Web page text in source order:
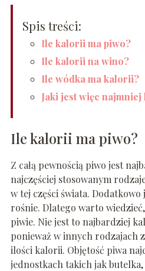
Spis treści:
Ile kalorii ma piwo?
Ile kalorii na wino?
Ile wódka ma kalorii?
Jaki jest więc
Ile kalorii ma piwo?
Z całą pewnością piwo jest
najczęściej stosowanym
w tej części świata.
rośnie. Dlatego warto
piwie. Nie jest to najbardziej
ponieważ w innych rodzajach
ilości kalorii. Objętość piwa
jednostkach takich jak